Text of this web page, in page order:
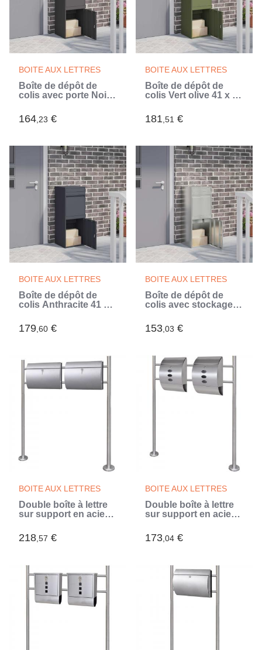
BOITE AUX LETTRES
Boîte de dépôt de
colis avec porte Noir
(Noir)
164,23 €
BOITE AUX LETTRES
Boîte de dépôt de
colis Vert olive 41 x 38
181,51 €
BOITE AUX LETTRES
Boîte de dépôt de
colis Anthracite 41 x
(Gris)
179,60 €
BOITE AUX LETTRES
Boîte de dépôt de
colis avec stockage
cm (Argent)
153,03 €
BOITE AUX LETTRES
Double boîte à lettre
sur support en acier
218,57 €
BOITE AUX LETTRES
Double boîte à lettre
sur support en acier
173,04 €